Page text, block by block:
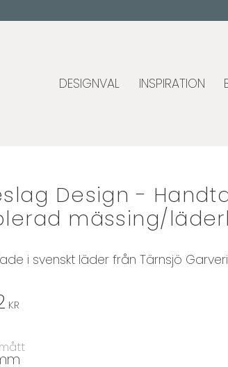
DESIGNVAL INSPIRATION
Design -
mässing/
i svenskt läder från Tärnsjö Garveri
KR